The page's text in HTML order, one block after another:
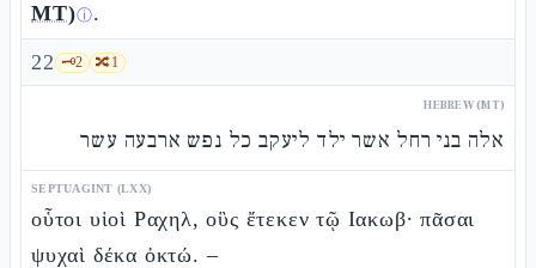
MT)ⓘ.
22 🗝️2 🔀1
HEBREW (MT)
אלה בני רחל אשר ילד ליעקב כל נפש ארבעה עשר
SEPTUAGINT (LXX)
οὗτοι υἱοὶ Ραχηλ, οὓς ἔτεκεν τῷ Ιακωβ· πᾶσαι
ψυχαὶ δέκα ὀκτώ. –